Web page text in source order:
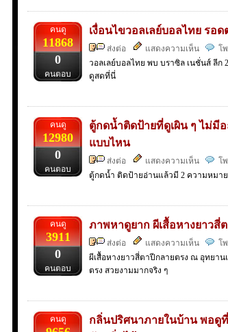
คนดู
11868
0
คนตอบ
เงื่อนไขวอลเลย์บอลไทย รอ
ส่งต่อ แสดงความเห็น
โ
วอลเลย์บอลไทย พบ บราซิล เนชั่นส์ ลีก
ดูสดที่นี่
คนดู
12980
0
คนตอบ
ตู้กดน้ำติดป้ายที่ดูเผิน ๆ ไม่มี
แบบไหน
ส่งต่อ แสดงความเห็น
โ
ตู้กดน้ำ ติดป้ายอ่านแล้วมี 2 ความหมาย
คนดู
3911
0
คนตอบ
ภาพหาดูยาก ผีเสื้อหางยาว
ส่งต่อ แสดงความเห็น
โ
ผีเสื้อหางยาวสี่ตาปีกลายตรง ณ อุทยา
ตรง สวยงามมากจริง ๆ
คนดู
กลิ่นปริศนาภายในบ้าน พอดู